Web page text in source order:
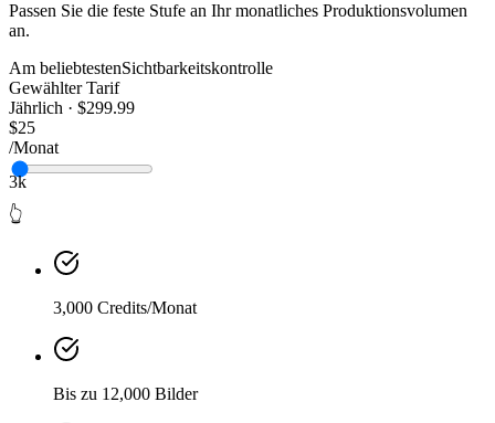
Passen Sie die feste Stufe an Ihr monatliches Produktionsvolumen
an.
Am beliebtestenSichtbarkeitskontrolle
Gewählter Tarif
Jährlich · $299.99
$25
/Monat
3k
👆
3,000 Credits/Monat
Bis zu 12,000 Bilder